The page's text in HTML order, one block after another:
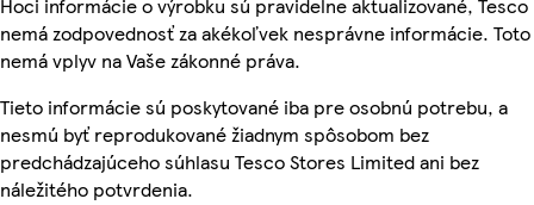
Hoci informácie o výrobku sú pravidelne aktualizované, Tesco
nemá zodpovednosť za akékoľvek nesprávne informácie. Toto
nemá vplyv na Vaše zákonné práva.
Tieto informácie sú poskytované iba pre osobnú potrebu, a
nesmú byť reprodukované žiadnym spôsobom bez
predchádzajúceho súhlasu Tesco Stores Limited ani bez
náležitého potvrdenia.